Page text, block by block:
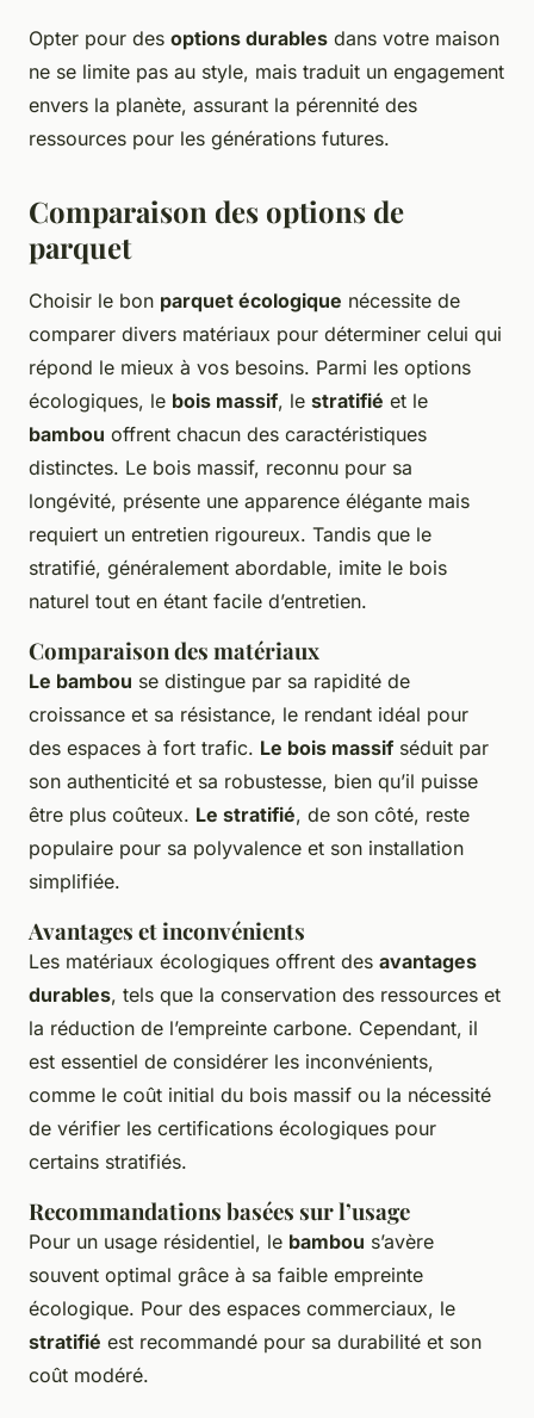
Opter pour des options durables dans votre maison
ne se limite pas au style, mais traduit un engagement
envers la planète, assurant la pérennité des
ressources pour les générations futures.
Comparaison des options de
parquet
Choisir le bon parquet écologique nécessite de
comparer divers matériaux pour déterminer celui qui
répond le mieux à vos besoins. Parmi les options
écologiques, le bois massif, le stratifié et le
bambou offrent chacun des caractéristiques
distinctes. Le bois massif, reconnu pour sa
longévité, présente une apparence élégante mais
requiert un entretien rigoureux. Tandis que le
stratifié, généralement abordable, imite le bois
naturel tout en étant facile d’entretien.
Comparaison des matériaux
Le bambou se distingue par sa rapidité de
croissance et sa résistance, le rendant idéal pour
des espaces à fort trafic. Le bois massif séduit par
son authenticité et sa robustesse, bien qu’il puisse
être plus coûteux. Le stratifié, de son côté, reste
populaire pour sa polyvalence et son installation
simplifiée.
Avantages et inconvénients
Les matériaux écologiques offrent des avantages
durables, tels que la conservation des ressources et
la réduction de l’empreinte carbone. Cependant, il
est essentiel de considérer les inconvénients,
comme le coût initial du bois massif ou la nécessité
de vérifier les certifications écologiques pour
certains stratifiés.
Recommandations basées sur l’usage
Pour un usage résidentiel, le bambou s’avère
souvent optimal grâce à sa faible empreinte
écologique. Pour des espaces commerciaux, le
stratifié est recommandé pour sa durabilité et son
coût modéré.